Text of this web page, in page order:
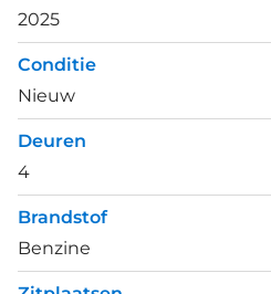
2025
Conditie
Nieuw
Deuren
4
Brandstof
Benzine